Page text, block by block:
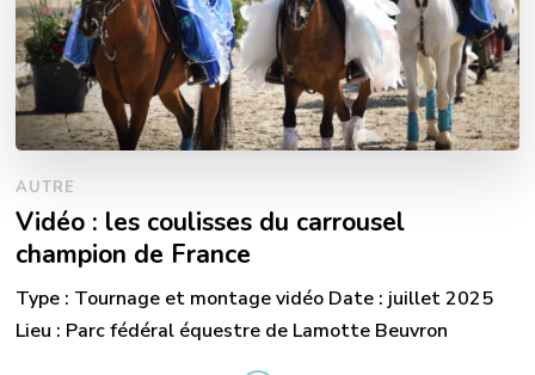
AUTRE
Vidéo : les coulisses du carrousel
champion de France
Type : Tournage et montage vidéo Date : juillet 2025
Lieu : Parc fédéral équestre de Lamotte Beuvron